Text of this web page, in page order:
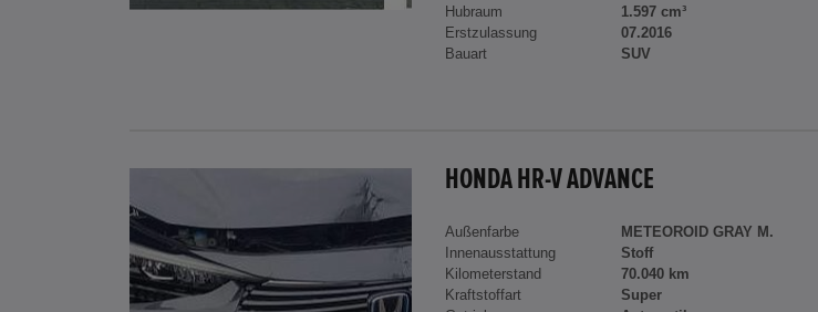
Hubraum
1.597 cm³
Erstzulassung
07.2016
Bauart
SUV
HONDA HR-V ADVANCE
Außenfarbe
METEOROID GRAY M.
Innenausstattung
Stoff
Kilometerstand
70.040 km
Kraftstoffart
Super